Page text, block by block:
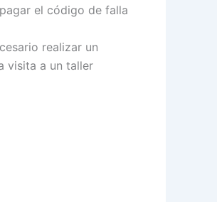
el código de falla
realizar un
visita a un taller